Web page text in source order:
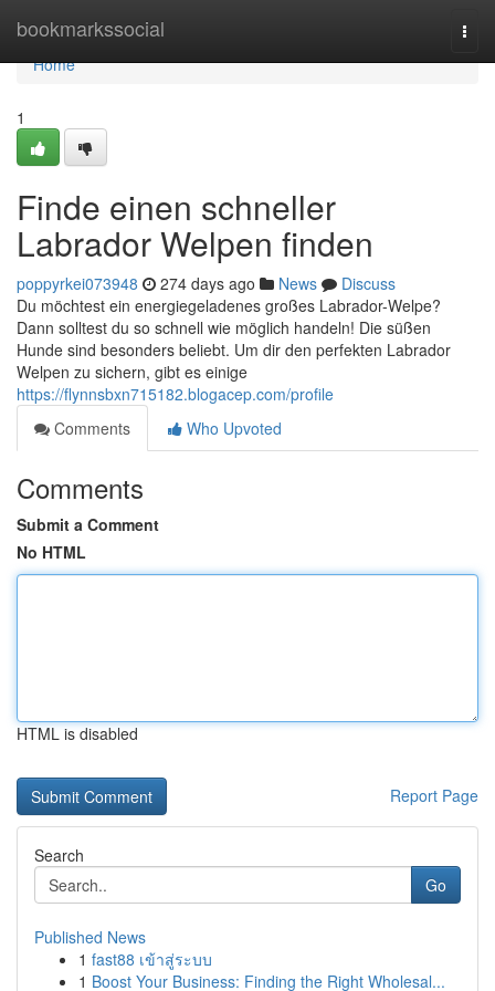
bookmarkssocial
Home
Home
1
Finde einen schneller
Labrador Welpen finden
poppyrkei073948 274 days ago News
Discuss
Du möchtest ein energiegeladenes großes Labrador-Welpe?
Dann solltest du so schnell wie möglich handeln! Die süßen
Hunde sind besonders beliebt. Um dir den perfekten Labrador
Welpen zu sichern, gibt es einige
https://flynnsbxn715182.blogacep.com/profile
Comments
Who Upvoted
Comments
Submit a Comment
No HTML
HTML is disabled
Report Page
Search
Go
Published News
1 fast88 เข้าสู่ระบบ
1 Boost Your Business: Finding the Right Wholesal...